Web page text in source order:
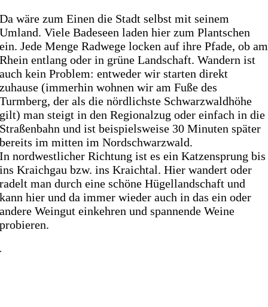
Da wäre zum Einen die Stadt selbst mit seinem
Umland. Viele Badeseen laden hier zum Plantschen
ein. Jede Menge Radwege locken auf ihre Pfade, ob am
Rhein entlang oder in grüne Landschaft. Wandern ist
auch kein Problem: entweder wir starten direkt
zuhause (immerhin wohnen wir am Fuße des
Turmberg, der als die nördlichste Schwarzwaldhöhe
gilt) man steigt in den Regionalzug oder einfach in die
Straßenbahn und ist beispielsweise 30 Minuten später
bereits im mitten im Nordschwarzwald.
In nordwestlicher Richtung ist es ein Katzensprung bis
ins Kraichgau bzw. ins Kraichtal. Hier wandert oder
radelt man durch eine schöne Hügellandschaft und
kann hier und da immer wieder auch in das ein oder
andere Weingut einkehren und spannende Weine
probieren.
.